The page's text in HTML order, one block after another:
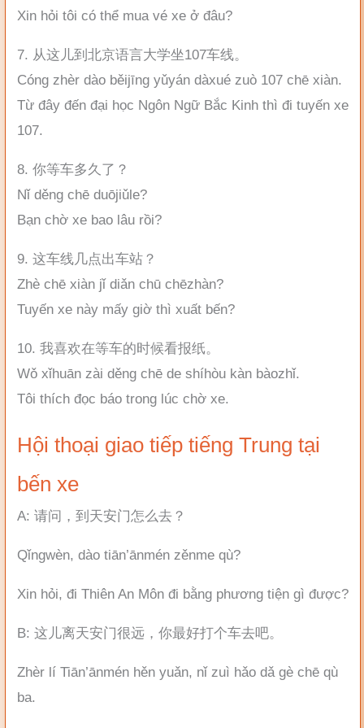
Xin hỏi tôi có thể mua vé xe ở đâu?
7. 从这儿到北京语言大学坐107车线。
Cóng zhèr dào běijīng yǔyán dàxué zuò 107 chē xiàn.
Từ đây đến đại học Ngôn Ngữ Bắc Kinh thì đi tuyến xe
107.
8. 你等车多久了？
Nǐ děng chē duōjiǔle?
Bạn chờ xe bao lâu rồi?
9. 这车线几点出车站？
Zhè chē xiàn jǐ diǎn chū chēzhàn?
Tuyến xe này mấy giờ thì xuất bến?
10. 我喜欢在等车的时候看报纸。
Wǒ xǐhuān zài děng chē de shíhòu kàn bàozhǐ.
Tôi thích đọc báo trong lúc chờ xe.
Hội thoại giao tiếp tiếng Trung tại
bến xe
A: 请问，到天安门怎么去？
Qǐngwèn, dào tiān’ānmén zěnme qù?
Xin hỏi, đi Thiên An Môn đi bằng phương tiện gì được?
B: 这儿离天安门很远，你最好打个车去吧。
Zhèr lí Tiān’ānmén hěn yuǎn, nǐ zuì hǎo dǎ gè chē qù
ba.